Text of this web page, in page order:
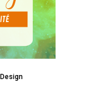
découvrir
S’équilibrer